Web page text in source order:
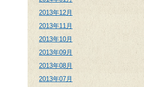
2013年12月
2013年11月
2013年10月
2013年09月
2013年08月
2013年07月